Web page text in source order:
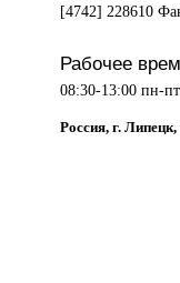
[4742] 228610
Рабочее
08:30-13:00 пн-пт
Россия, г.